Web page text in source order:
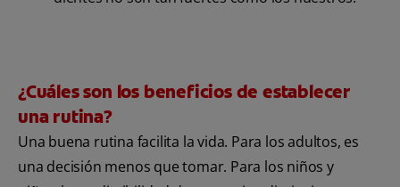
¿Cuáles son los beneficios de establecer
una rutina?
Una buena rutina facilita la vida. Para los adultos, es
una decisión menos que tomar. Para los niños y